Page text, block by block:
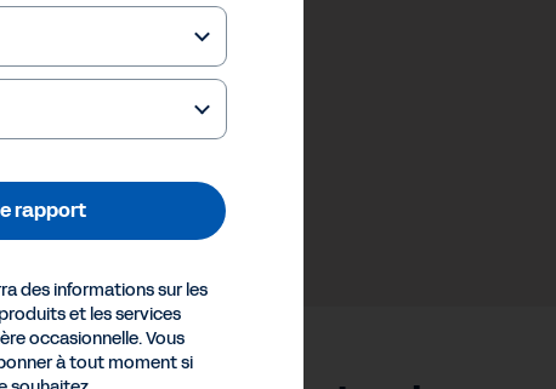
rapport
des informations sur les
et les services
occasionnelle. Vous
à tout moment si